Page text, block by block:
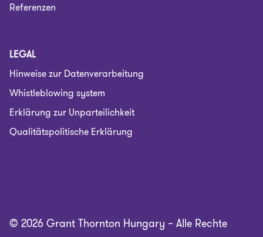
Referenzen
LEGAL
Hinweise zur Datenverarbeitung
Whistleblowing system
Erklärung zur Unparteilichkeit
Qualitätspolitische Erklärung
© 2026 Grant Thornton Hungary – Alle Rechte